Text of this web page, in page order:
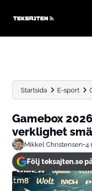
Startsida E-sport
Gamebox
verklighet
Mikkel Christensen•4
Följ teksajten.se